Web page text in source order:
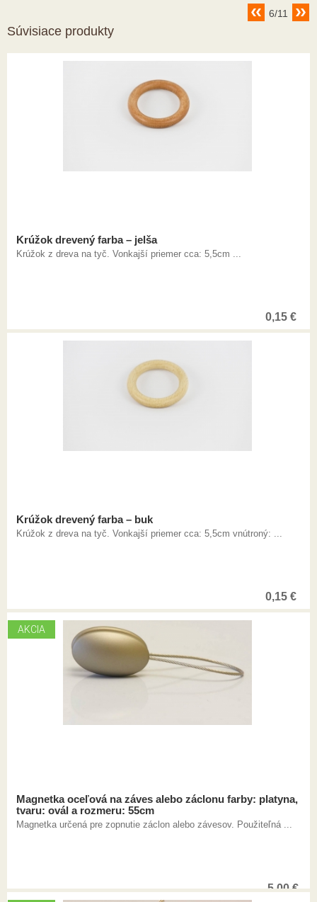
6/11
Súvisiace produkty
Krúžok drevený farba – jelša
Krúžok z dreva na tyč. Vonkajší priemer cca: 5,5cm ...
0,15 €
Krúžok drevený farba – buk
Krúžok z dreva na tyč. Vonkajší priemer cca: 5,5cm vnútroný: ...
0,15 €
AKCIA
Magnetka oceľová na záves alebo záclonu farby: platyna,
tvaru: ovál a rozmeru: 55cm
Magnetka určená pre zopnutie záclon alebo závesov. Použiteľná ...
5,00€